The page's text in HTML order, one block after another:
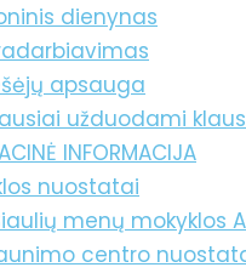
dienynas
apsauga
užduodami
INFORMACIJA
nuostatai
menų mokyklos
centro